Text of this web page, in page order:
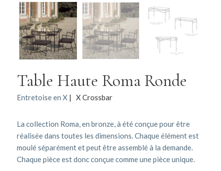
Table Haute Roma Ronde
Entretoise en X | X Crossbar
La collection Roma, en bronze, à été conçue pour être
réalisée dans toutes les dimensions. Chaque élément est
moulé séparément et peut être assemblé à la demande.
Chaque pièce est donc conçue comme une pièce unique.